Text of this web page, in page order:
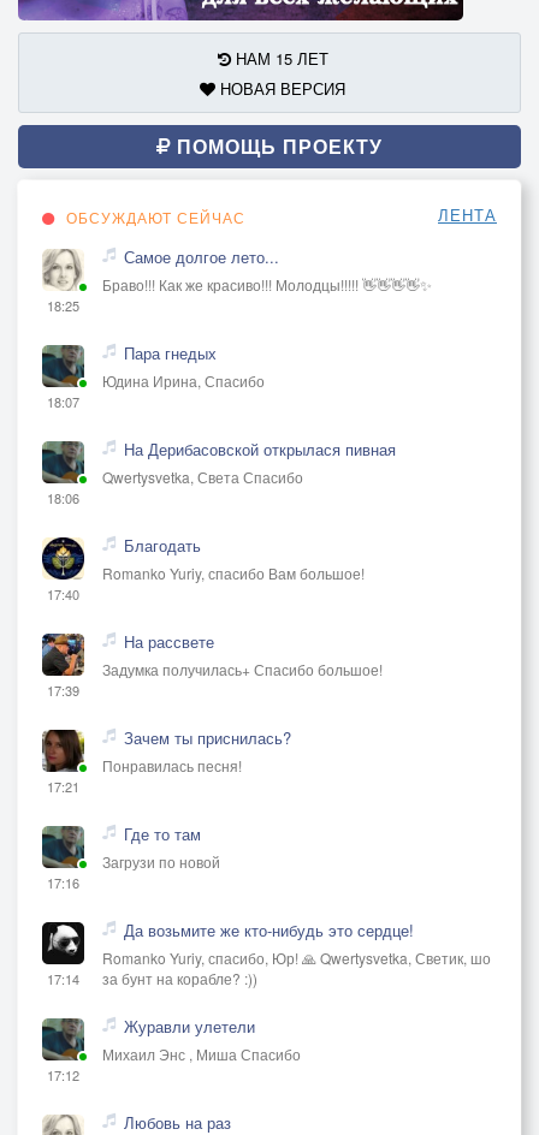
НАМ 15 ЛЕТ
НОВАЯ ВЕРСИЯ
ПОМОЩЬ ПРОЕКТУ
ОБСУЖДАЮТ СЕЙЧАС ЛЕНТА
18:25
Самое долгое лето...
Браво!!! Как же красиво!!! Молодцы!!!!! 👋👋👋👋✨
18:07
Пара гнедых
Юдина Ирина, Спасибо
18:06
На Дерибасовской открылася пивная
Qwertysvetka, Света Спасибо
17:40
Благодать
Romanko Yuriy, спасибо Вам большое!
17:39
На рассвете
Задумка получилась+ Спасибо большое!
17:21
Зачем ты приснилась?
Понравилась песня!
17:16
Где то там
Загрузи по новой
17:14
Да возьмите же кто-нибудь это сердце!
Romanko Yuriy, спасибо, Юр! 🙏 Qwertysvetka, Светик, шо
за бунт на корабле? :))
17:12
Журавли улетели
Михаил Энс , Миша Спасибо
Любовь на раз